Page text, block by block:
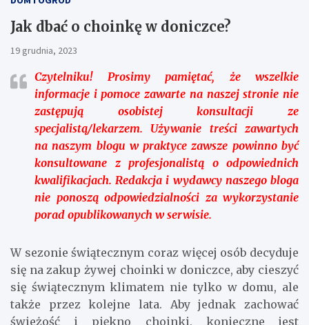
Jak dbać o choinkę w doniczce?
19 grudnia, 2023
Czytelniku!Prosimy pamiętać, że wszelkie
informacje i pomoce zawarte na naszej stronie nie
zastępują osobistej konsultacji ze
specjalistą/lekarzem. Używanie treści zawartych
na naszym blogu w praktyce zawsze powinno być
konsultowane z profesjonalistą o odpowiednich
kwalifikacjach. Redakcja i wydawcy naszego bloga
nie ponoszą odpowiedzialności za wykorzystanie
porad opublikowanych w serwisie.
W sezonie świątecznym coraz więcej osób decyduje
się na zakup żywej choinki w doniczce, aby cieszyć
się świątecznym klimatem nie tylko w domu, ale
także przez kolejne lata. Aby jednak zachować
świeżość i piękno choinki, konieczne jest